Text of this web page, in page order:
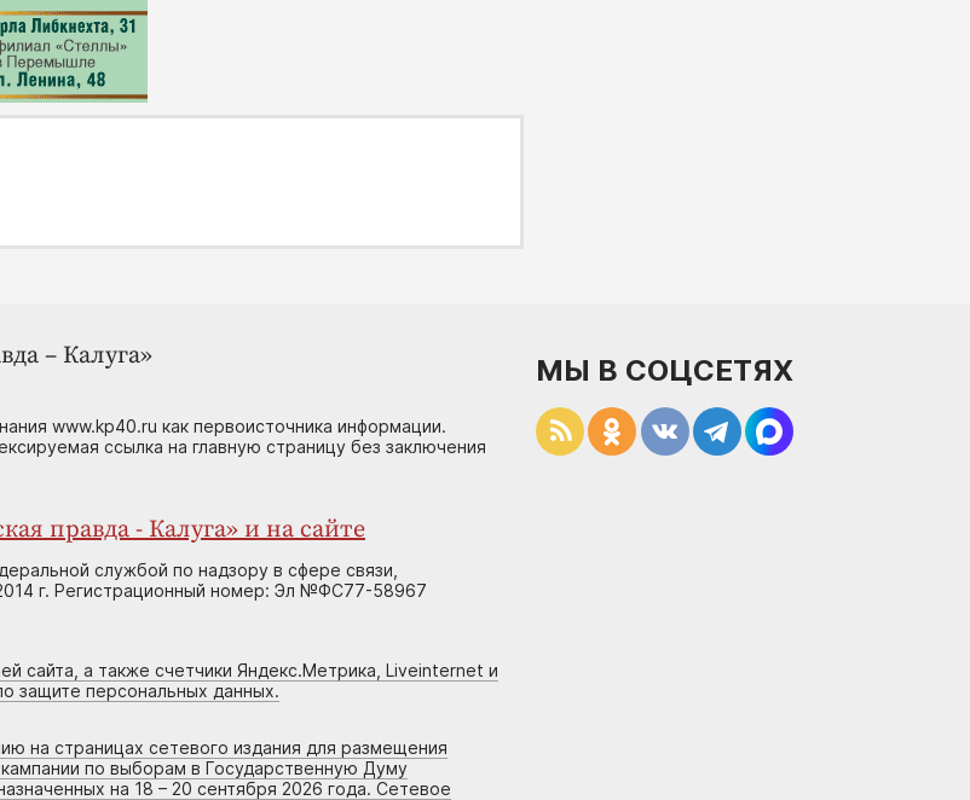
– Калуга»
www.kp40.ru как первоисточника информации.
ссылка на главную страницу без заключения
правда - Калуга» и на сайте
службой по надзору в сфере связи,
г. Регистрационный номер: Эл №ФС77-58967
сайта, а также счетчики Яндекс.Метрика, Liveinternet и
защите персональных данных.
на страницах сетевого издания для размещения
по выборам в Государственную Думу
на 18 – 20 сентября 2026 года. Сетевое
МЫ В СОЦСЕТЯХ